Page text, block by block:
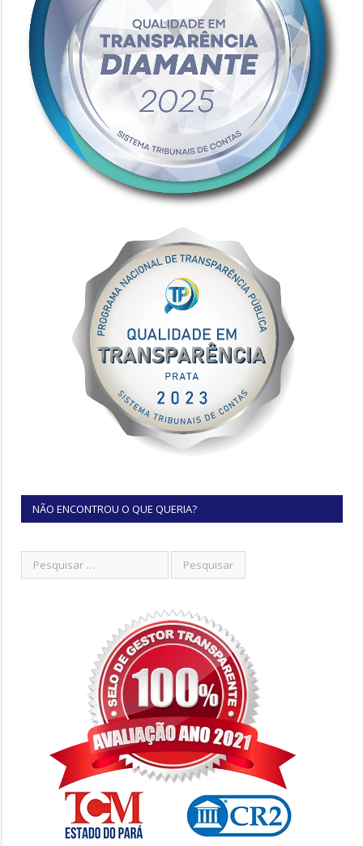
NÃO ENCONTROU O QUE QUERIA?